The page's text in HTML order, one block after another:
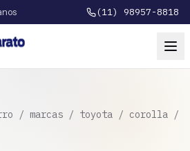
(11) 98957-8818
/ marcas / toyota / corolla /